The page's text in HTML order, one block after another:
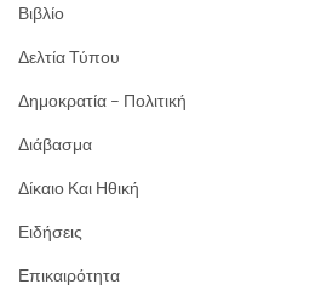
Βιβλίο
Δελτία Τύπου
Δημοκρατία – Πολιτική
Διάβασμα
Δίκαιο Και Ηθική
Ειδήσεις
Επικαιρότητα